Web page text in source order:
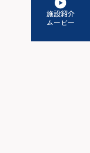
施設紹介
ムービー